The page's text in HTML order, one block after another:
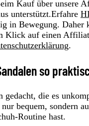
Kauf über unsere
unterstützt.Erfahre
in Bewegung.
Klick auf einen
.
so
die es
bequem, sondern
Routine hast.